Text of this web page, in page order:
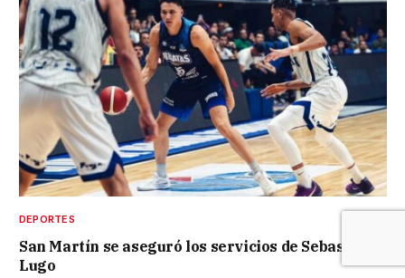
DEPORTES
San Martín se aseguró los servicios de Sebastián
Lugo